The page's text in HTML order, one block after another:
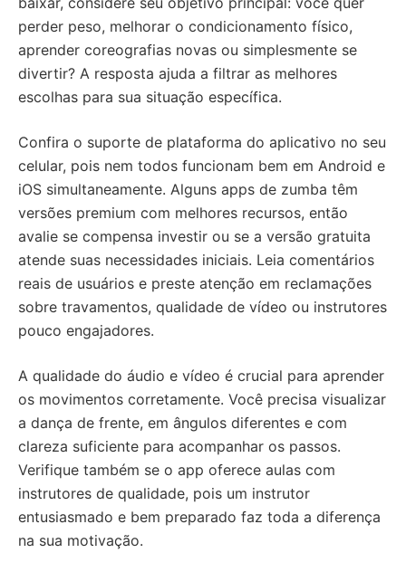
perder peso, melhorar o condicionamento físico,
aprender coreografias novas ou simplesmente se
divertir? A resposta ajuda a filtrar as melhores
escolhas para sua situação específica.
Confira o suporte de plataforma do aplicativo no seu
celular, pois nem todos funcionam bem em Android e
iOS simultaneamente. Alguns apps de zumba têm
versões premium com melhores recursos, então
avalie se compensa investir ou se a versão gratuita
atende suas necessidades iniciais. Leia comentários
reais de usuários e preste atenção em reclamações
sobre travamentos, qualidade de vídeo ou instrutores
pouco engajadores.
A qualidade do áudio e vídeo é crucial para aprender
os movimentos corretamente. Você precisa visualizar
a dança de frente, em ângulos diferentes e com
clareza suficiente para acompanhar os passos.
Verifique também se o app oferece aulas com
instrutores de qualidade, pois um instrutor
entusiasmado e bem preparado faz toda a diferença
na sua motivação.